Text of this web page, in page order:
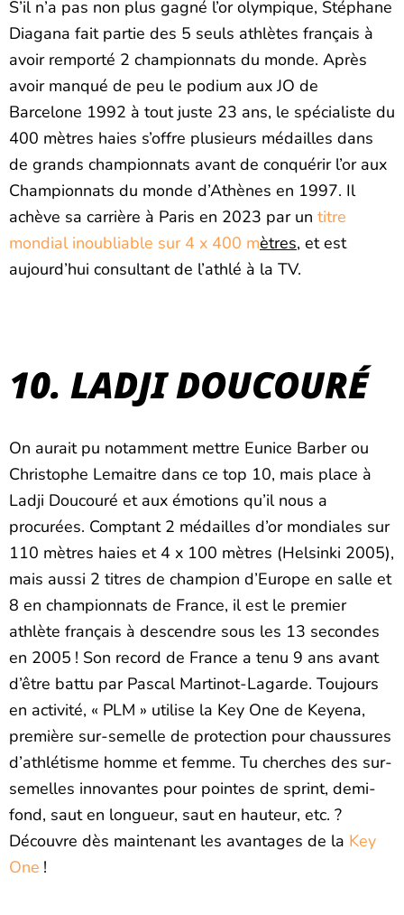
S’il n’a pas non plus gagné l’or olympique, Stéphane
Diagana fait partie des 5 seuls athlètes français à
avoir remporté 2 championnats du monde. Après
avoir manqué de peu le podium aux JO de
Barcelone 1992 à tout juste 23 ans, le spécialiste du
400 mètres haies s’offre plusieurs médailles dans
de grands championnats avant de conquérir l’or aux
Championnats du monde d’Athènes en 1997. Il
achève sa carrière à Paris en 2023 par un titre
mondial inoubliable sur 4 x 400 mètres, et est
aujourd’hui consultant de l’athlé à la TV.
10. LADJI DOUCOURÉ
On aurait pu notamment mettre Eunice Barber ou
Christophe Lemaitre dans ce top 10, mais place à
Ladji Doucouré et aux émotions qu’il nous a
procurées. Comptant 2 médailles d’or mondiales sur
110 mètres haies et 4 x 100 mètres (Helsinki 2005),
mais aussi 2 titres de champion d’Europe en salle et
8 en championnats de France, il est le premier
athlète français à descendre sous les 13 secondes
en 2005 ! Son record de France a tenu 9 ans avant
d’être battu par Pascal Martinot-Lagarde. Toujours
en activité, « PLM » utilise la Key One de Keyena,
première sur-semelle de protection pour chaussures
d’athlétisme homme et femme. Tu cherches des sur-
semelles innovantes pour pointes de sprint, demi-
fond, saut en longueur, saut en hauteur, etc. ?
Découvre dès maintenant les avantages de la Key
One !